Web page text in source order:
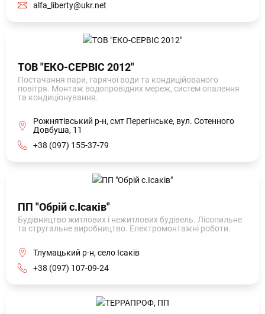
alfa_liberty@ukr.net
ТОВ "ЕКО-СЕРВІС 2012"
Постачання пари, гарячої води та кондиційованого
повітря. Монтаж водопровідних мереж, систем опалення
та кондиціонування.
Рожнятівський р-н, смт Перегінське, вул. Сотенного
Довбуша, 11
+38 (097) 155-37-79
ПП "Обрій с.Ісаків"
Будівництво житлових і нежитлових будівель. Лісопильне
та стругальне виробництво. Електромонтажні роботи.
Тлумацький р-н, село Ісаків
+38 (097) 107-09-24